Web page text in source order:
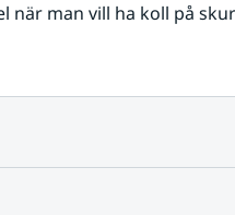
när man vill ha koll på